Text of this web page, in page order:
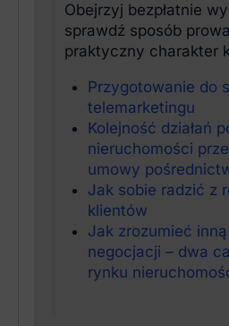
Obejrzyj bezpłatnie
sprawdź sposób
praktyczny charakter
Przygotowanie do
telemarketingu
Kolejność działań
nieruchomości
umowy
Jak sobie radzić z
klientów
Jak zrozumieć
negocjacji – dwa
rynku